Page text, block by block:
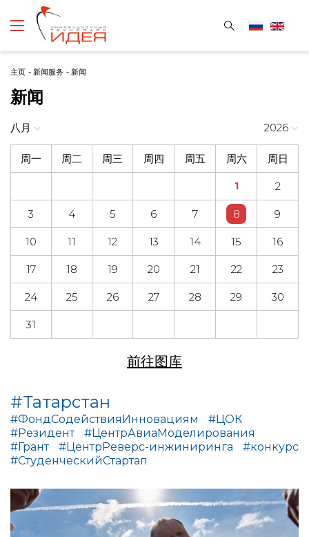
主页 - 新闻服务 - 新闻
新闻
八月 2026
周一 周二 周三 周四 周五 周六 周日
1 2
3 4 5 6 7 8 9
10 11 12 13 14 15 16
17 18 19 20 21 22 23
24 25 26 27 28 29 30
31
前往图库
#Татарстан
#ФондСодействияИнновациям
#ЦОК
#Резидент
#ЦентрАвиаМоделирования
#Грант
#ЦентрРеверс-инжиниринга
#конкурс
#СтуденческийСтартап